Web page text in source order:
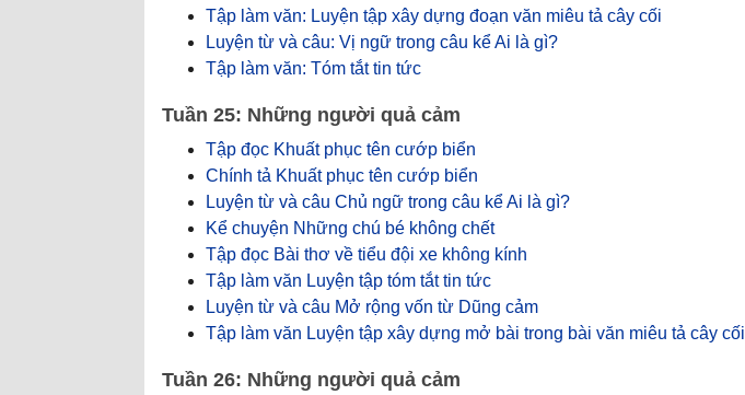
Tập làm văn: Luyện tập xây dựng đoạn văn miêu tả cây cối
Luyện từ và câu: Vị ngữ trong câu kể Ai là gì?
Tập làm văn: Tóm tắt tin tức
Tuần 25: Những người quả cảm
Tập đọc Khuất phục tên cướp biển
Chính tả Khuất phục tên cướp biển
Luyện từ và câu Chủ ngữ trong câu kể Ai là gì?
Kể chuyện Những chú bé không chết
Tập đọc Bài thơ về tiểu đội xe không kính
Tập làm văn Luyện tập tóm tắt tin tức
Luyện từ và câu Mở rộng vốn từ Dũng cảm
Tập làm văn Luyện tập xây dựng mở bài trong bài văn miêu tả cây cối
Tuần 26: Những người quả cảm